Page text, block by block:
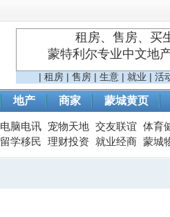
租房、售房、买
蒙特利尔专业中文地
| 租房 | 售房 | 生意 | 就业 | 活
地产 商家 蒙城黄页
电脑电讯 宠物天地 交友联谊 体育
留学移民 理财投资 就业经商 蒙城